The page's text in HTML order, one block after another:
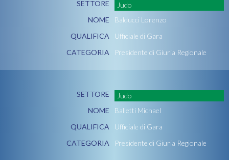
SETTORE
Judo
NOME
Balducci Lorenzo
QUALIFICA
Ufficiale di Gara
CATEGORIA
Presidente di Giuria Regionale
SETTORE
Judo
NOME
Balletti Michael
QUALIFICA
Ufficiale di Gara
CATEGORIA
Presidente di Giuria Regionale